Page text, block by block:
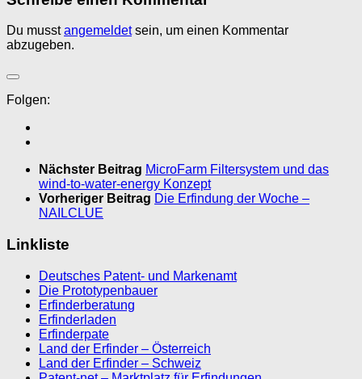
Du musstangemeldetsein, um einen Kommentar
abzugeben.
Folgen:
Nächster Beitrag MicroFarm Filtersystem und das
wind-to-water-energy Konzept
Vorheriger Beitrag Die Erfindung der Woche –
NAILCLUE
Linkliste
Deutsches Patent- und Markenamt
Die Prototypenbauer
Erfinderberatung
Erfinderladen
Erfinderpate
Land der Erfinder – Österreich
Land der Erfinder – Schweiz